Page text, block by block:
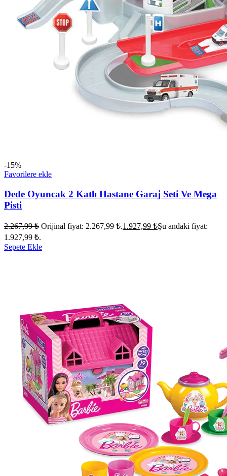
-15%
Favorilere ekle
Dede Oyuncak 2 Katlı Hastane Garaj Seti Ve Mega
Pisti
2.267,99₺ Orijinal fiyat: 2.267,99 ₺.1.927,99 ₺Şu andaki fiyat:
1.927,99 ₺.
Sepete Ekle